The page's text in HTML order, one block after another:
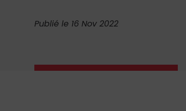
Publié le 16 Nov 2022